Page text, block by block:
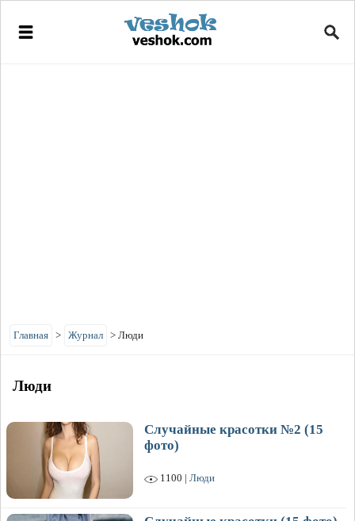
Главная > Журнал > Люди
Люди
Случайные красотки №2 (15
фото)
1100 | Люди